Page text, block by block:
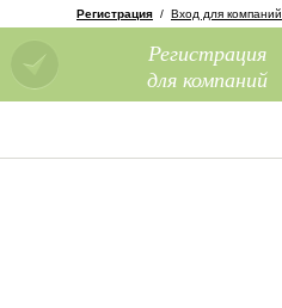
Регистрация / Вход для компаний
Регистрация
для компаний